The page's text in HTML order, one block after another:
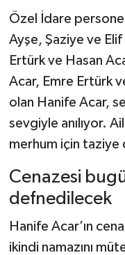
Özel İdare
Ayşe, Şaziye ve
Ertürk ve Hasan
Acar, Emre Ertürk
olan Hanife Acar,
sevgiyle anılıyor.
merhum için taziye
Cenazesi
defnedilecek
Hanife Acar’ın
ikindi namazını
Seydiler
Taşköprü
Tosya Haberleri
Karadeniz
Ulusal Haberler
Teknoloji